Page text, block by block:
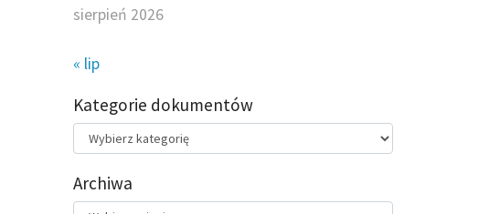
sierpień 2026
« lip
Kategorie dokumentów
Kategorie
dokumentów
Archiwa
Archiwa